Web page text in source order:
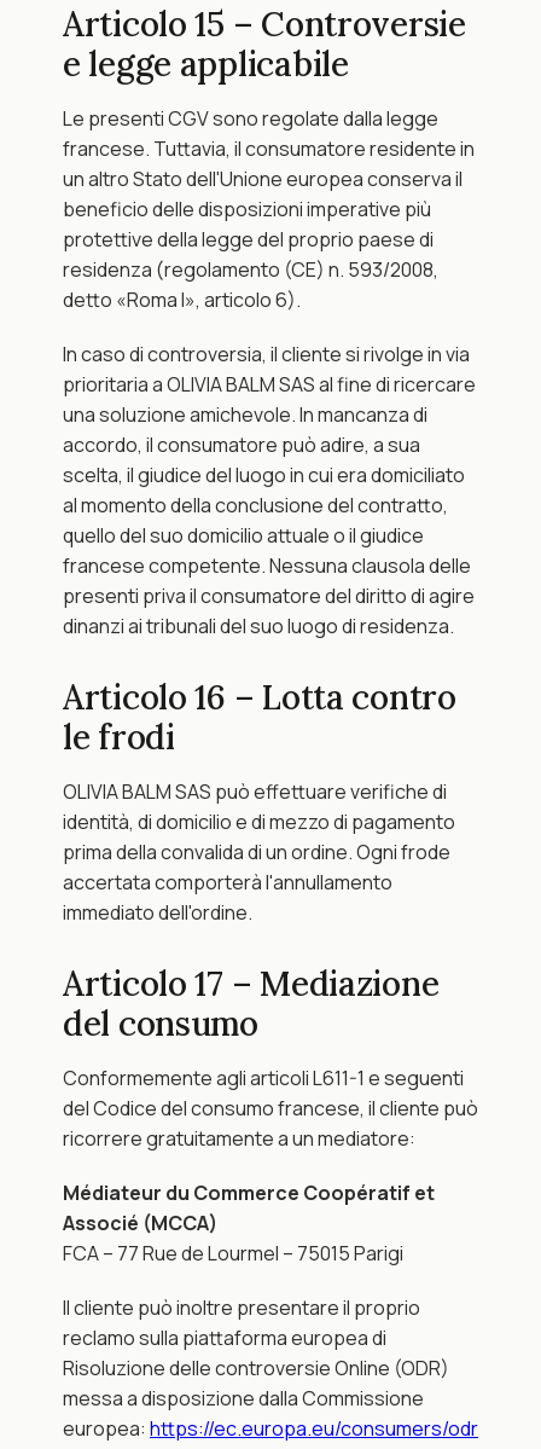
Articolo 15 – Controversie
e legge applicabile
Le presenti CGV sono regolate dalla legge
francese. Tuttavia, il consumatore residente in
un altro Stato dell'Unione europea conserva il
beneficio delle disposizioni imperative più
protettive della legge del proprio paese di
residenza (regolamento (CE) n. 593/2008,
detto «Roma I», articolo 6).
In caso di controversia, il cliente si rivolge in via
prioritaria a OLIVIA BALM SAS al fine di ricercare
una soluzione amichevole. In mancanza di
accordo, il consumatore può adire, a sua
scelta, il giudice del luogo in cui era domiciliato
al momento della conclusione del contratto,
quello del suo domicilio attuale o il giudice
francese competente. Nessuna clausola delle
presenti priva il consumatore del diritto di agire
dinanzi ai tribunali del suo luogo di residenza.
Articolo 16 – Lotta contro
le frodi
OLIVIA BALM SAS può effettuare verifiche di
identità, di domicilio e di mezzo di pagamento
prima della convalida di un ordine. Ogni frode
accertata comporterà l'annullamento
immediato dell'ordine.
Articolo 17 – Mediazione
del consumo
Conformemente agli articoli L611-1 e seguenti
del Codice del consumo francese, il cliente può
ricorrere gratuitamente a un mediatore:
Médiateur du Commerce Coopératif et
Associé (MCCA)
FCA – 77 Rue de Lourmel – 75015 Parigi
Il cliente può inoltre presentare il proprio
reclamo sulla piattaforma europea di
Risoluzione delle controversie Online (ODR)
messa a disposizione dalla Commissione
europea: https://ec.europa.eu/consumers/odr